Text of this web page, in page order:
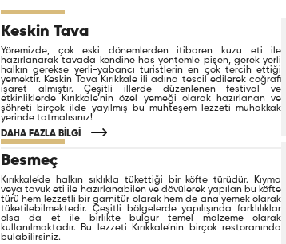
Keskin Tava
Yöremizde, çok eski dönemlerden itibaren kuzu eti ile
hazırlanarak tavada kendine has yöntemle pişen, gerek yerli
halkın gerekse yerli-yabancı turistlerin en çok tercih ettiği
yemektir. Keskin Tava Kırıkkale ili adına tescil edilerek coğrafi
işaret almıştır. Çeşitli illerde düzenlenen festival ve
etkinliklerde Kırıkkale’nin özel yemeği olarak hazırlanan ve
şöhreti birçok ilde yayılmış bu muhteşem lezzeti muhakkak
yerinde tatmalısınız!
DAHA FAZLA BİLGİ
Besmeç
Kırıkkale’de halkın sıklıkla tükettiği bir köfte türüdür. Kıyma
veya tavuk eti ile hazırlanabilen ve dövülerek yapılan bu köfte
türü hem lezzetli bir garnitür olarak hem de ana yemek olarak
tüketilebilmektedir. Çeşitli bölgelerde yapılışında farklılıklar
olsa da et ile birlikte bulgur temel malzeme olarak
kullanılmaktadır. Bu lezzeti Kırıkkale’nin birçok restoranında
bulabilirsiniz.